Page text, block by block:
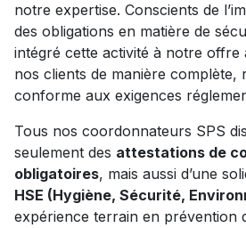
notre expertise. Conscients de
des obligations en matière de
intégré cette activité à notre offre
nos clients de manière complète,
conforme aux exigences
Tous nos coordonnateurs SPS
seulement des attestations de
obligatoires, mais aussi d’une
HSE (Hygiène, Sécurité,
expérience terrain en prévention